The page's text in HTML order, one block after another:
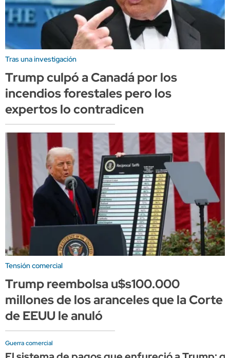
Tras una investigación
Trump culpó a Canadá por los
incendios forestales pero los
expertos lo contradicen
Tensión comercial
Trump reembolsa u$s100.000
millones de los aranceles que la Corte
de EEUU le anuló
Guerra comercial